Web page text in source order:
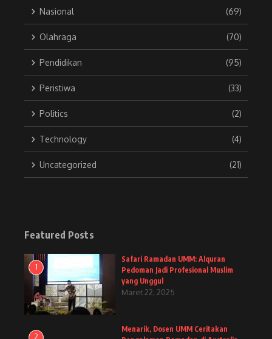
Nasional (69)
Olahraga (70)
Pendidikan (95)
Peristiwa (33)
Politics (2)
Technology (4)
Uncategorized (21)
Featured Posts
1
Safari Ramadan UMM: Alquran
Pedoman Jadi Profesional Muslim
yang Unggul
Maret 22, 2025
2
Menarik, Dosen UMM Ceritakan